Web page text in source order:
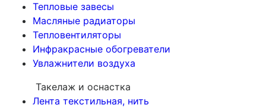
Тепловые завесы
Масляные радиаторы
Тепловентиляторы
Инфракрасные обогреватели
Увлажнители воздуха
Такелаж и оснастка
Лента текстильная, нить